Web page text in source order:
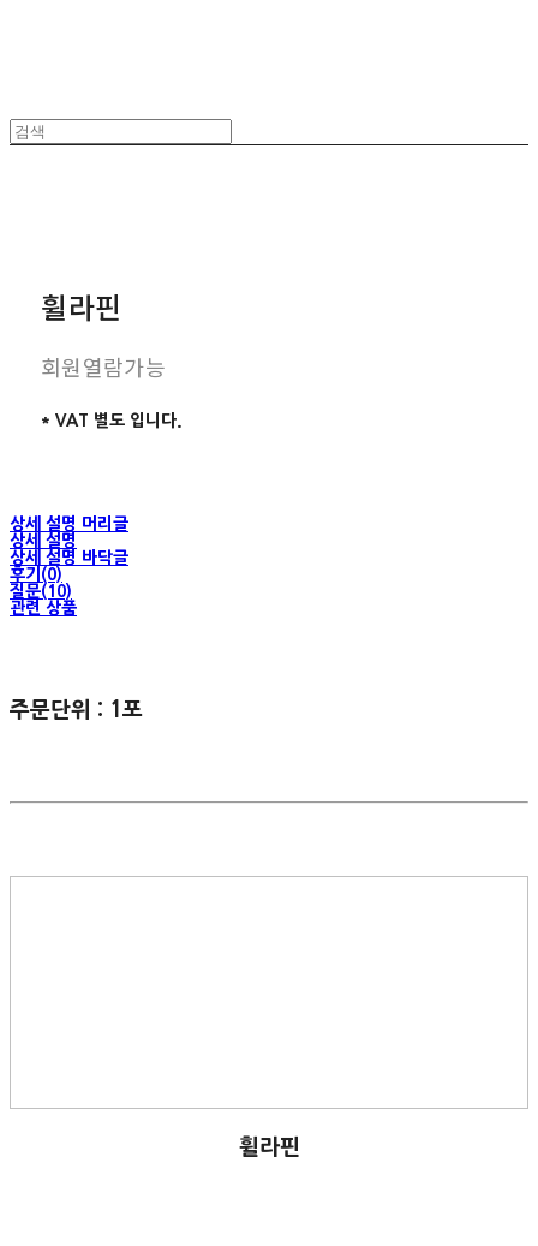
휠라핀
회원열람가능
* VAT 별도 입니다.
상세 설명 머리글
상세 설명
상세 설명 바닥글
후기(0)
질문(10)
관련 상품
주문단위 : 1포
휠라핀